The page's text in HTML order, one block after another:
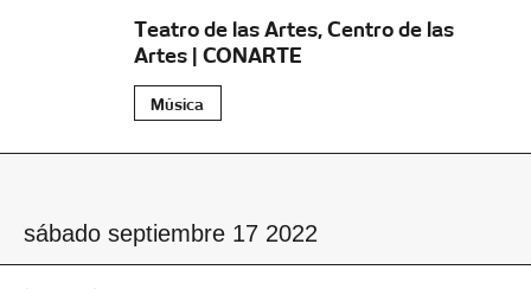
Teatro de las Artes, Centro de las
Artes | CONARTE
Música
sábado septiembre 17 2022